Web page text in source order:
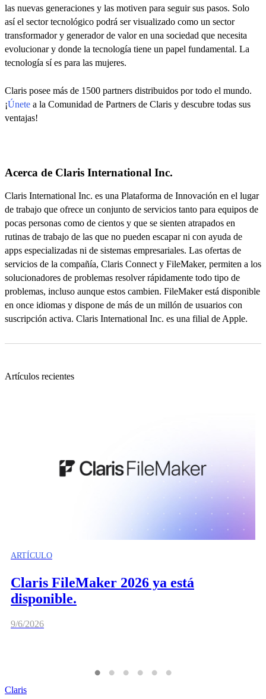
las nuevas generaciones y las motiven para seguir sus pasos. Solo
así el sector tecnológico podrá ser visualizado como un sector
transformador y generador de valor en una sociedad que necesita
evolucionar y donde la tecnología tiene un papel fundamental. La
tecnología sí es para las mujeres.
Claris posee más de 1500 partners distribuidos por todo el mundo.
¡Únete a la Comunidad de Partners de Claris y descubre todas sus
ventajas!
Acerca de Claris International Inc.
Claris International Inc. es una Plataforma de Innovación en el lugar
de trabajo que ofrece un conjunto de servicios tanto para equipos de
pocas personas como de cientos y que se sienten atrapados en
rutinas de trabajo de las que no pueden escapar ni con ayuda de
apps especializadas ni de sistemas empresariales. Las ofertas de
servicios de la compañía, Claris Connect y FileMaker, permiten a los
solucionadores de problemas resolver rápidamente todo tipo de
problemas, incluso aunque estos cambien. FileMaker está disponible
en once idiomas y dispone de más de un millón de usuarios con
suscripción activa. Claris International Inc. es una filial de Apple.
Artículos recientes
ARTÍCULO
Claris FileMaker 2026 ya está
disponible.
9/6/2026
Claris